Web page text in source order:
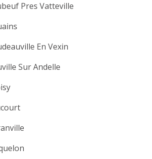
Pres Vatteville
En Vexin
Sur Andelle